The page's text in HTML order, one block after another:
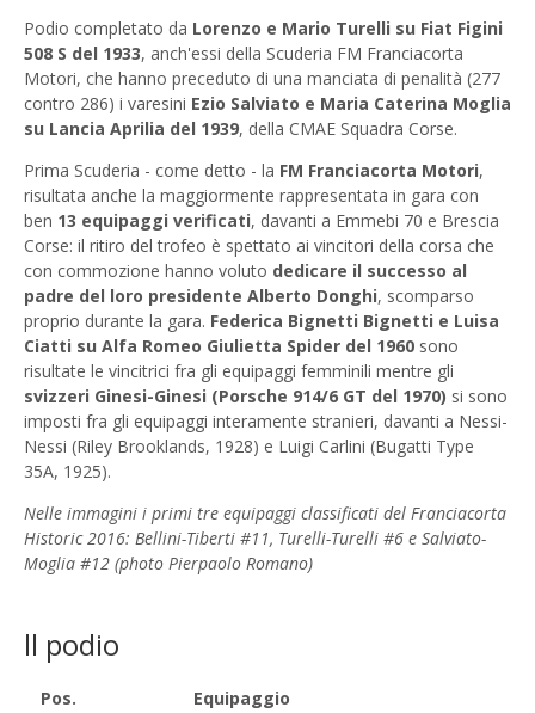
Podio completato da Lorenzo e Mario Turelli su Fiat Figini
508 S del 1933, anch'essi della Scuderia FM Franciacorta
Motori, che hanno preceduto di una manciata di penalità (277
contro 286) i varesini Ezio Salviato e Maria Caterina Moglia
su Lancia Aprilia del 1939, della CMAE Squadra Corse.
Prima Scuderia - come detto - la FM Franciacorta Motori,
risultata anche la maggiormente rappresentata in gara con
ben 13 equipaggi verificati, davanti a Emmebi 70 e Brescia
Corse: il ritiro del trofeo è spettato ai vincitori della corsa che
con commozione hanno voluto dedicare il successo al
padre del loro presidente Alberto Donghi, scomparso
proprio durante la gara. Federica Bignetti Bignetti e Luisa
Ciatti su Alfa Romeo Giulietta Spider del 1960 sono
risultate le vincitrici fra gli equipaggi femminili mentre gli
svizzeri Ginesi-Ginesi (Porsche 914/6 GT del 1970) si sono
imposti fra gli equipaggi interamente stranieri, davanti a Nessi-
Nessi (Riley Brooklands, 1928) e Luigi Carlini (Bugatti Type
35A, 1925).
Nelle immagini i primi tre equipaggi classificati del Franciacorta
Historic 2016: Bellini-Tiberti #11, Turelli-Turelli #6 e Salviato-
Moglia #12 (photo Pierpaolo Romano)
ll podio
Pos.
Equipaggio